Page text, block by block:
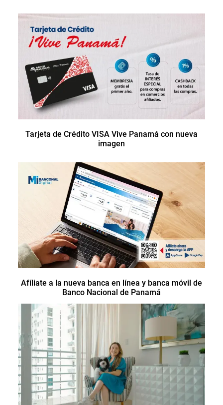
Tarjeta de Crédito VISA Vive Panamá con nueva
imagen
Afíliate a la nueva banca en línea y banca móvil de
Banco Nacional de Panamá